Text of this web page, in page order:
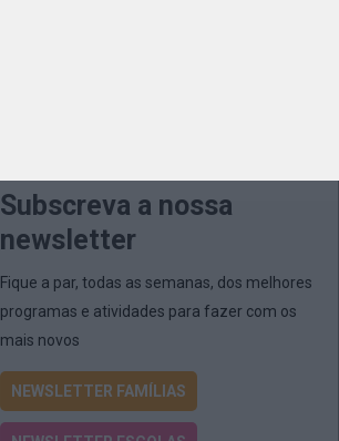
Subscreva a nossa
newsletter
Fique a par, todas as semanas, dos melhores
programas e atividades para fazer com os
mais novos
NEWSLETTER FAMÍLIAS